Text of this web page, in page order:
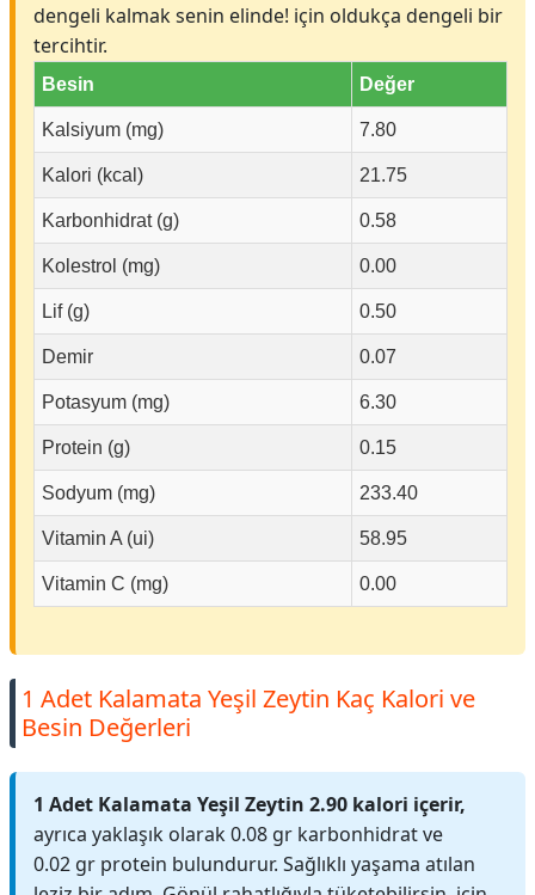
dengeli kalmak senin elinde! için oldukça dengeli bir
tercihtir.
Besin Değer
Kalsiyum (mg) 7.80
Kalori (kcal) 21.75
Karbonhidrat (g) 0.58
Kolestrol (mg) 0.00
Lif (g) 0.50
Demir 0.07
Potasyum (mg) 6.30
Protein (g) 0.15
Sodyum (mg) 233.40
Vitamin A (ui) 58.95
Vitamin C (mg) 0.00
1 Adet Kalamata Yeşil Zeytin Kaç Kalori ve
Besin Değerleri
1 Adet Kalamata Yeşil Zeytin 2.90 kalori içerir,
ayrıca yaklaşık olarak 0.08 gr karbonhidrat ve
0.02 gr protein bulundurur. Sağlıklı yaşama atılan